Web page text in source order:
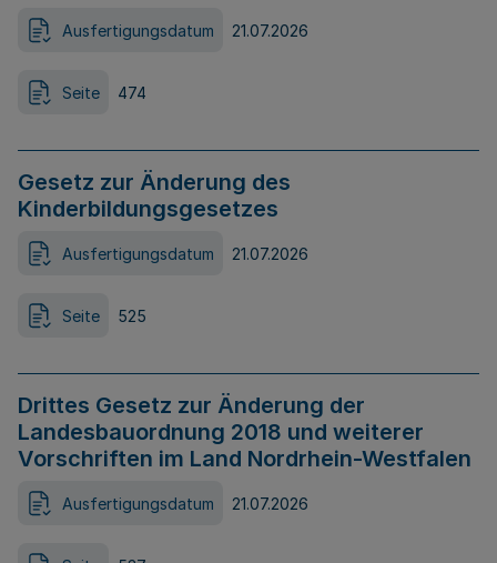
Ausfertigungsdatum 21.07.2026
Seite 474
Gesetz zur Änderung des
Kinderbildungsgesetzes
Ausfertigungsdatum 21.07.2026
Seite 525
Drittes Gesetz zur Änderung der
Landesbauordnung 2018 und weiterer
Vorschriften im Land Nordrhein-Westfalen
Ausfertigungsdatum 21.07.2026